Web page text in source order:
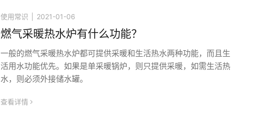
使用常识 2021-01-06
燃气采暖热水炉有什么功能？
一般的燃气采暖热水炉都可提供采暖和生活热水两种功能，而且生
活用水功能优先。如果是单采暖锅炉，则只提供采暖，如需生活热
水，则必须外接储水罐。
查看详情 icon